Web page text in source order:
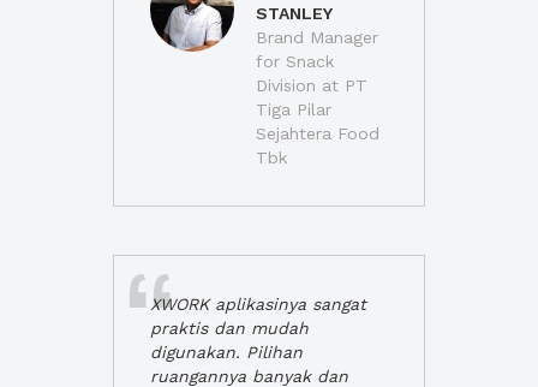
STANLEY
Brand Manager
for Snack
Division at PT
Tiga Pilar
Sejahtera Food
Tbk
XWORK aplikasinya sangat
praktis dan mudah
digunakan. Pilihan
ruangannya banyak dan